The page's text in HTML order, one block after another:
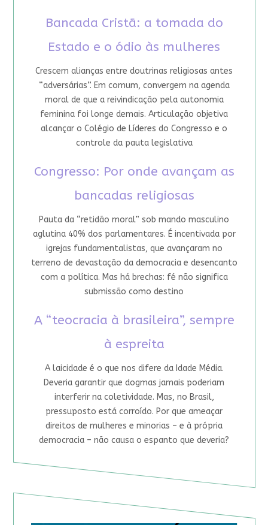
Bancada Cristã: a tomada do
Estado e o ódio às mulheres
Crescem alianças entre doutrinas religiosas antes
“adversárias”. Em comum, convergem na agenda
moral de que a reivindicação pela autonomia
feminina foi longe demais. Articulação objetiva
alcançar o Colégio de Líderes do Congresso e o
controle da pauta legislativa
Congresso: Por onde avançam as
bancadas religiosas
Pauta da “retidão moral” sob mando masculino
aglutina 40% dos parlamentares. É incentivada por
igrejas fundamentalistas, que avançaram no
terreno de devastação da democracia e desencanto
com a política. Mas há brechas: fé não significa
submissão como destino
A “teocracia à brasileira”, sempre
à espreita
A laicidade é o que nos difere da Idade Média.
Deveria garantir que dogmas jamais poderiam
interferir na coletividade. Mas, no Brasil,
pressuposto está corroído. Por que ameaçar
direitos de mulheres e minorias – e à própria
democracia – não causa o espanto que deveria?